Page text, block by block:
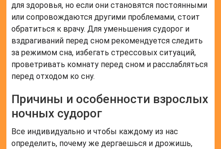
для здоровья, но если они становятся постоянными
или сопровождаются другими проблемами, стоит
обратиться к врачу. Для уменьшения судорог и
вздрагиваний перед сном рекомендуется следить
за режимом сна, избегать стрессовых ситуаций,
проветривать комнату перед сном и расслабляться
перед отходом ко сну.
Причины и особенности взрослых
ночных судорог
Все индивидуально и чтобы каждому из нас
определить, почему же дергаешься и дрожишь,